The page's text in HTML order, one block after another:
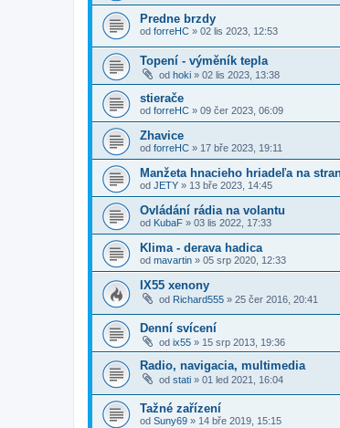
Predne brzdy
od forreHC » 02 lis 2023, 12:53
Topení - výměník tepla
od hoki » 02 lis 2023, 13:38
stierače
od forreHC » 09 čer 2023, 06:09
Zhavice
od forreHC » 17 bře 2023, 19:11
Manžeta hnacieho hriadeľa na
od JETY » 13 bře 2023, 14:45
Ovládání rádia na volantu
od KubaF » 03 lis 2022, 17:33
Klima - derava hadica
od mavartin » 05 srp 2020, 12:33
IX55 xenony
od Richard555 » 25 čer 2016, 20:41
Denní svícení
od ix55 » 15 srp 2013, 19:36
Radio, navigacia, multimedia
od stati » 01 led 2021, 16:04
Tažné zařízení
od Suny69 » 14 bře 2019, 15:15